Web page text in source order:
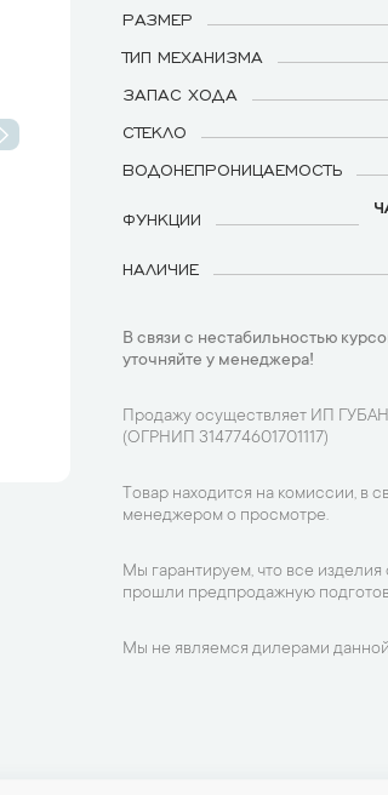
РАЗМЕР
ТИП МЕХАНИЗМА
ЗАПАС ХОДА
СТЕКЛО
ВОДОНЕПРОНИЦАЕМОСТЬ
ФУНКЦИИ
НАЛИЧИЕ
В связи с нестабильностью
уточняйте у менеджера!
Продажу осуществляет ИП
(ОГРНИП 314774601701117)
Товар находится на комиссии, в
менеджером о просмотре.
Мы гарантируем, что все
прошли предпродажную
Мы не являемся дилерами